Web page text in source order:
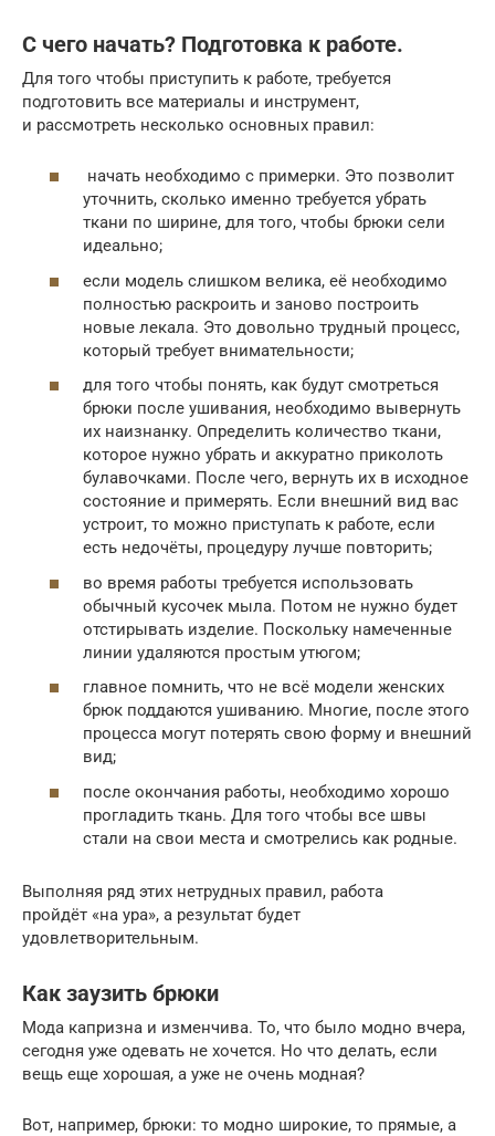
С чего начать? Подготовка к работе.
Для того чтобы приступить к работе, требуется
подготовить все материалы и инструмент,
и рассмотреть несколько основных правил:
начать необходимо с примерки. Это позволит
уточнить, сколько именно требуется убрать
ткани по ширине, для того, чтобы брюки сели
идеально;
если модель слишком велика, её необходимо
полностью раскроить и заново построить
новые лекала. Это довольно трудный процесс,
который требует внимательности;
для того чтобы понять, как будут смотреться
брюки после ушивания, необходимо вывернуть
их наизнанку. Определить количество ткани,
которое нужно убрать и аккуратно приколоть
булавочками. После чего, вернуть их в исходное
состояние и примерять. Если внешний вид вас
устроит, то можно приступать к работе, если
есть недочёты, процедуру лучше повторить;
во время работы требуется использовать
обычный кусочек мыла. Потом не нужно будет
отстирывать изделие. Поскольку намеченные
линии удаляются простым утюгом;
главное помнить, что не всё модели женских
брюк поддаются ушиванию. Многие, после этого
процесса могут потерять свою форму и внешний
вид;
после окончания работы, необходимо хорошо
прогладить ткань. Для того чтобы все швы
стали на свои места и смотрелись как родные.
Выполняя ряд этих нетрудных правил, работа
пройдёт «на ура», а результат будет
удовлетворительным.
Как заузить брюки
Мода капризна и изменчива. То, что было модно вчера,
сегодня уже одевать не хочется. Но что делать, если
вещь еще хорошая, а уже не очень модная?
Вот, например, брюки: то модно широкие, то прямые, а